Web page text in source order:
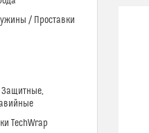
/ Проставки
Защитные,
TechWrap